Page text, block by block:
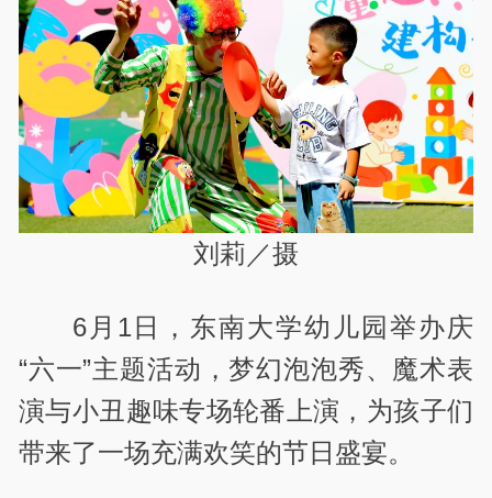
刘莉／摄
6月1日，东南大学幼儿园举办庆
“六一”主题活动，梦幻泡泡秀、魔术表
演与小丑趣味专场轮番上演，为孩子们
带来了一场充满欢笑的节日盛宴。